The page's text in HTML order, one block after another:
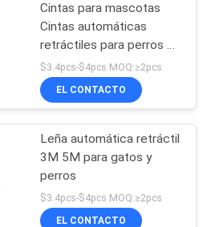
del
del
42
Cintas para mascotas
Cintas automáticas
retráctiles para perros de
forma de abeja
$3.4pcs-$4pcs MOQ:≥2pcs
EL CONTACTO
Leña automática retráctil
3M 5M para gatos y
perros
$3.4pcs-$4pcs MOQ:≥2pcs
EL CONTACTO